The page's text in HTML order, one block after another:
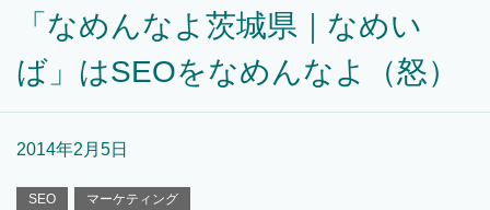
「なめんなよ茨城県｜なめい
ば」はSEOをなめんなよ（怒）
2014年2月5日
SEO マーケティング